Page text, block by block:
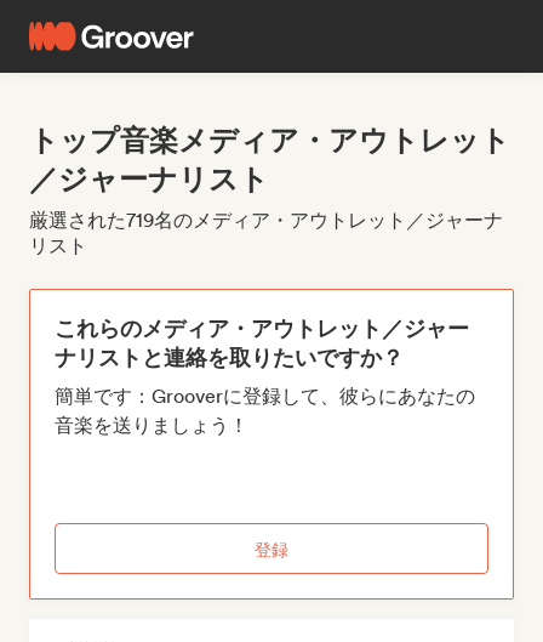
トップ音楽メディア・アウトレット
／ジャーナリスト
厳選された719名のメディア・アウトレット／ジャーナ
リスト
これらのメディア・アウトレット／ジャー
ナリストと連絡を取りたいですか？
簡単です：Grooverに登録して、彼らにあなたの
音楽を送りましょう！
登録